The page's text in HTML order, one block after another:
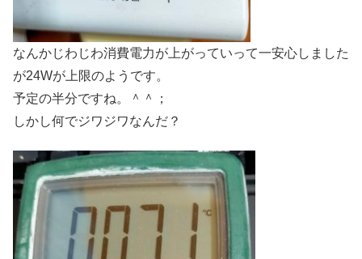
なんかじわじわ消費電力が上がっていって一安心しました
が24Wが上限のようです。
予定の半分ですね。＾＾；
しかし何でジワジワなんだ？